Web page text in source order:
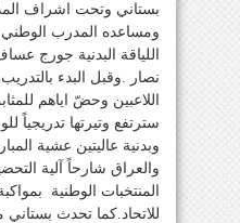
بستاني وتحت اشراف
ومساعده المدرب
اللياقة البدنية جورج
نصار .وقبل البدء
اللاعبين وحضّ اياهم
سترتفع وتيرتها تدريجياً
وبدنية عاليتين عشية
والعراق شارحاً آلية
المنتخبات الوطنية
للاتحاد.كما تحدث بستاني